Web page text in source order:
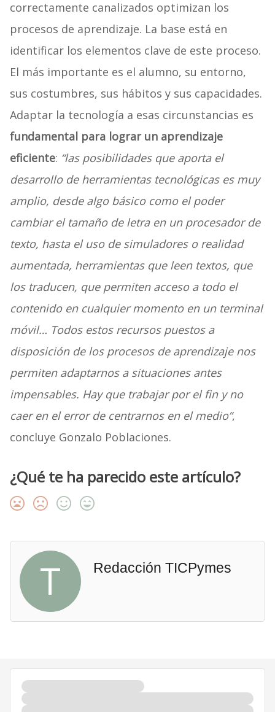
correctamente canalizados optimizan los
procesos de aprendizaje. La base está en
identificar los elementos clave de este proceso.
El más importante es el alumno, su entorno,
sus costumbres, sus hábitos y sus capacidades.
Adaptar la tecnología a esas circunstancias es
fundamental para lograr un aprendizaje
eficiente: “las posibilidades que aporta el
desarrollo de herramientas tecnológicas es muy
amplio, desde algo básico como el poder
cambiar el tamaño de letra en un procesador de
texto, hasta el uso de simuladores o realidad
aumentada, herramientas que leen textos, que
los traducen, que permiten acceso a todo el
contenido en cualquier momento en un terminal
móvil… Todos estos recursos puestos a
disposición de los procesos de aprendizaje nos
permiten adaptarnos a situaciones antes
impensables. Hay que trabajar por el fin y no
caer en el error de centrarnos en el medio”,
concluye Gonzalo Poblaciones.
¿Qué te ha parecido este artículo?
T Redacción TICPymes